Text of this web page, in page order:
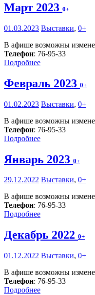
Март 2023 0+
01.03.2023 Выставки, 0+
В афише возможны
Телефон: 76-95-33
Подробнее
Февраль 2023 0+
01.02.2023 Выставки, 0+
В афише возможны
Телефон: 76-95-33
Подробнее
Январь 2023 0+
29.12.2022 Выставки, 0+
В афише возможны
Телефон: 76-95-33
Подробнее
Декабрь 2022 0+
01.12.2022 Выставки, 0+
В афише возможны
Телефон: 76-95-33
Подробнее